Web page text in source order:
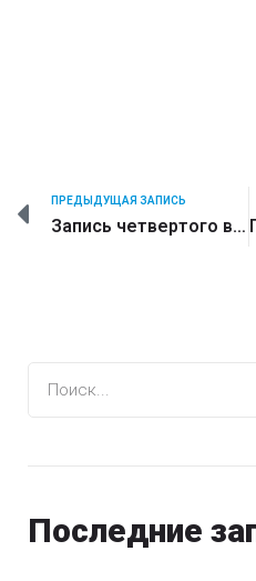
ПРЕДЫДУЩАЯ ЗАПИСЬ
Запись четвертого вебинара Promobot Challenge
Последние